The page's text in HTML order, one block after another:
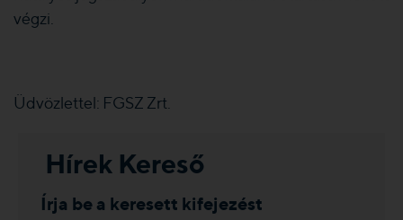
végzi.
Üdvözlettel: FGSZ Zrt.
Hírek Kereső
Írja be a keresett kifejezést